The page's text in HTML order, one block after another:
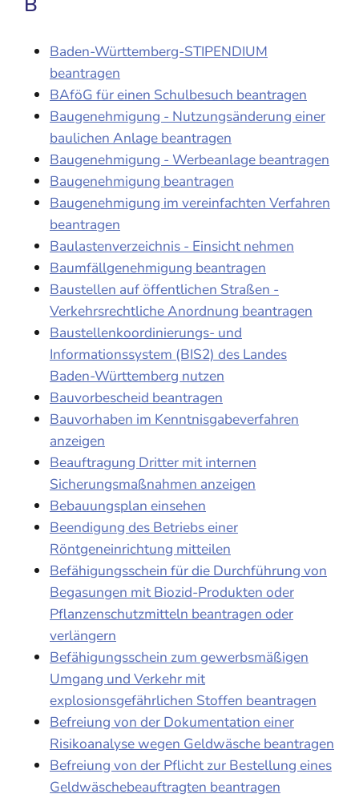
Baden-Württemberg-STIPENDIUM
beantragen
BAföG für einen Schulbesuch beantragen
Baugenehmigung - Nutzungsänderung einer
baulichen Anlage beantragen
Baugenehmigung - Werbeanlage beantragen
Baugenehmigung beantragen
Baugenehmigung im vereinfachten Verfahren
beantragen
Baulastenverzeichnis - Einsicht nehmen
Baumfällgenehmigung beantragen
Baustellen auf öffentlichen Straßen -
Verkehrsrechtliche Anordnung beantragen
Baustellenkoordinierungs- und
Informationssystem (BIS2) des Landes
Baden-Württemberg nutzen
Bauvorbescheid beantragen
Bauvorhaben im Kenntnisgabeverfahren
anzeigen
Beauftragung Dritter mit internen
Sicherungsmaßnahmen anzeigen
Bebauungsplan einsehen
Beendigung des Betriebs einer
Röntgeneinrichtung mitteilen
Befähigungsschein für die Durchführung von
Begasungen mit Biozid-Produkten oder
Pflanzenschutzmitteln beantragen oder
verlängern
Befähigungsschein zum gewerbsmäßigen
Umgang und Verkehr mit
explosionsgefährlichen Stoffen beantragen
Befreiung von der Dokumentation einer
Risikoanalyse wegen Geldwäsche beantragen
Befreiung von der Pflicht zur Bestellung eines
Geldwäschebeauftragten beantragen